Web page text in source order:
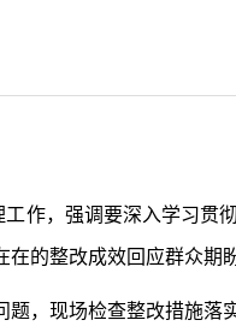
作，强调要深入学习贯
的整改成效回应群众期盼
，现场检查整改措施落实